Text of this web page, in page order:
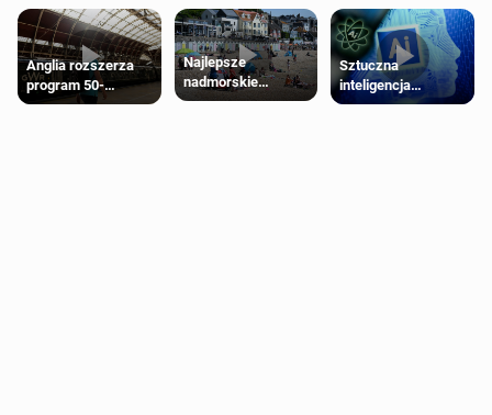
Anglia rozszerza
program 50-
procentowych
Najlepsze
nadmorskie
miasteczko blisko
Sztuczna
inteligencja
próbowała oszukać